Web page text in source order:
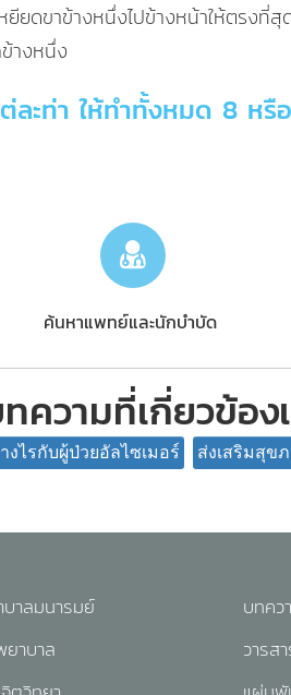
ยียดขาข้างหนึ่งไปข้างหน้าให้ตรงที่
างหนึ่ง
ละท่า ให้ทำทั้งหมด 8 ห
ค้นหาแพทย์และนักบำบัด
ความที่เกี่ยวข้อง
งไรกับผู้ป่วยอัลไซเมอร์ ส่งเสริมสุข
บาลมนารมย์
ยาบาล
บทคว
วารส